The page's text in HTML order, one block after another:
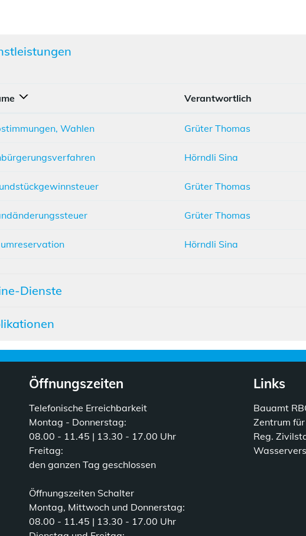
Verantwortlich
Wahlen Grüter Thomas
Hörndli Sina
Grüter Thomas
Grüter Thomas
Hörndli Sina
Dienste
Öffnungszeiten
Telefonische Erreichbarkeit
Montag - Donnerstag:
08.00 - 11.45 | 13.30 - 17.00 Uhr
Freitag:
den ganzen Tag geschlossen
Öffnungszeiten Schalter
Montag, Mittwoch und Donnerstag:
08.00 - 11.45 | 13.30 - 17.00 Uhr
Links
Bauamt
Zentrum
Reg.